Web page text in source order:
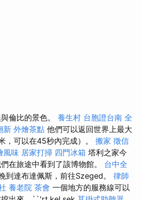
倫比的景色。 養生村 台胞證台南 全
新 外燴茶點 他們可以返回世界上最大
，可以在45秒內完成）。 搬家 徵信
風味 居家打掃 四門冰箱 塔利之家今
在旅途中看到了該博物館。 台中全
到達布達佩斯，前往Szeged。 律師
養老院 茶會 一個地方的服務線可以